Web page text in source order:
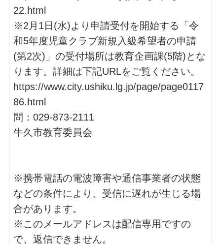
22.html
※2月1日(水)より申請受付を開始する「令
和5年度児童クラブ新規入級希望者の申請
(第2次)」の受付場所は教育企画課(5階)とな
ります。詳細は下記URLをご覧ください。
https://www.city.ushiku.lg.jp/page/page0117
86.html
問：029-873-2111
牛久市教育委員会
※携帯電話の電波障害や通信事業者の状態
などの条件により、受信に遅れが生じる場
合があります。
※このメールアドレスは配信専用ですの
で、返信できません。